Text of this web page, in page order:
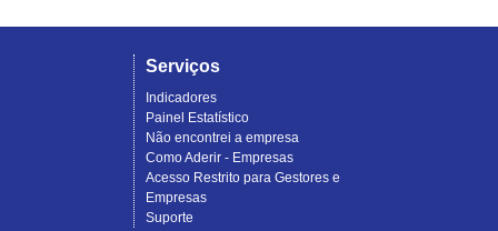
Serviços
Indicadores
Painel Estatístico
Não encontrei a empresa
Como Aderir - Empresas
Acesso Restrito para Gestores e
Empresas
Suporte